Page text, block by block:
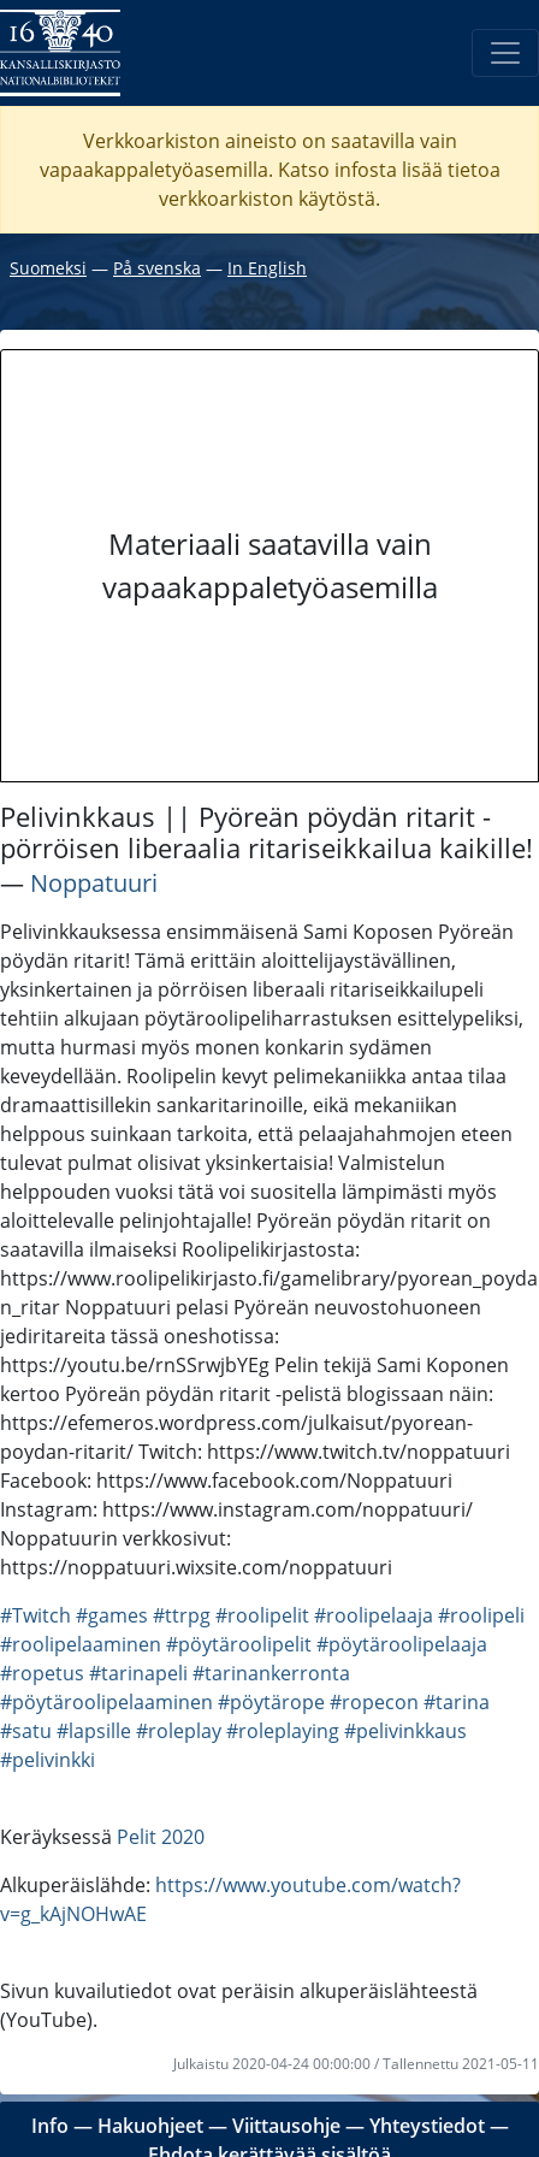
Verkkoarkiston aineisto on saatavilla vain
vapaakappaletyöasemilla. Katso infosta lisää tietoa
verkkoarkiston käytöstä.
Suomeksi ― På svenska ― In English
Materiaali saatavilla vain
vapaakappaletyöasemilla
Pelivinkkaus || Pyöreän pöydän ritarit -
pörröisen liberaalia ritariseikkailua kaikille!
― Noppatuuri
Pelivinkkauksessa ensimmäisenä Sami Koposen Pyöreän
pöydän ritarit! Tämä erittäin aloittelijaystävällinen,
yksinkertainen ja pörröisen liberaali ritariseikkailupeli
tehtiin alkujaan pöytäroolipeliharrastuksen esittelypeliksi,
mutta hurmasi myös monen konkarin sydämen
keveydellään. Roolipelin kevyt pelimekaniikka antaa tilaa
dramaattisillekin sankaritarinoille, eikä mekaniikan
helppous suinkaan tarkoita, että pelaajahahmojen eteen
tulevat pulmat olisivat yksinkertaisia! Valmistelun
helppouden vuoksi tätä voi suositella lämpimästi myös
aloittelevalle pelinjohtajalle! Pyöreän pöydän ritarit on
saatavilla ilmaiseksi Roolipelikirjastosta:
https://www.roolipelikirjasto.fi/gamelibrary/pyorean_poyda
n_ritar Noppatuuri pelasi Pyöreän neuvostohuoneen
jediritareita tässä oneshotissa:
https://youtu.be/rnSSrwjbYEg Pelin tekijä Sami Koponen
kertoo Pyöreän pöydän ritarit -pelistä blogissaan näin:
https://efemeros.wordpress.com/julkaisut/pyorean-
poydan-ritarit/ Twitch: https://www.twitch.tv/noppatuuri
Facebook: https://www.facebook.com/Noppatuuri
Instagram: https://www.instagram.com/noppatuuri/
Noppatuurin verkkosivut:
https://noppatuuri.wixsite.com/noppatuuri
#Twitch #games #ttrpg#roolipelit#roolipelaaja #roolipeli
#roolipelaaminen #pöytäroolipelit#pöytäroolipelaaja
#ropetus #tarinapeli #tarinankerronta
#pöytäroolipelaaminen #pöytärope#ropecon #tarina
#satu #lapsille#roleplay#roleplaying#pelivinkkaus
#pelivinkki
Keräyksessä Pelit 2020
Alkuperäislähde: https://www.youtube.com/watch?
v=g_kAjNOHwAE
Sivun kuvailutiedot ovat peräisin alkuperäislähteestä
(YouTube).
Julkaistu 2020-04-24 00:00:00 / Tallennettu 2021-05-11
Info ― Hakuohjeet―Viittausohje―Yhteystiedot―